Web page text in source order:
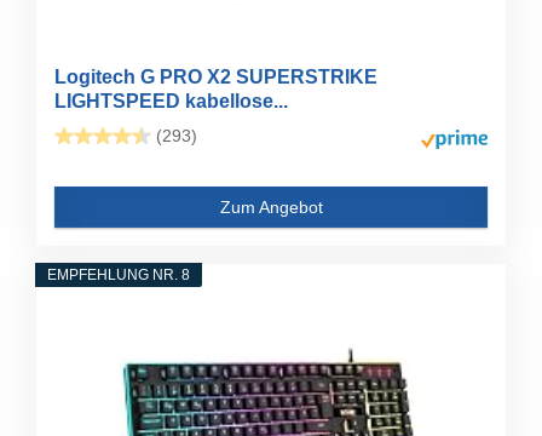
Logitech G PRO X2 SUPERSTRIKE
LIGHTSPEED kabellose...
(293)
Zum Angebot
EMPFEHLUNG NR. 8